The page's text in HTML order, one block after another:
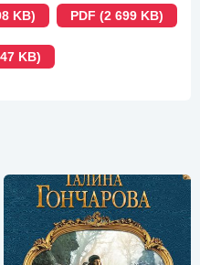
KB) PDF (2 699 KB)
KB)